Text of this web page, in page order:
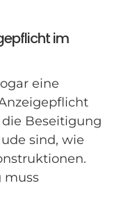
im
eine
Beseitigung
sind, wie
muss